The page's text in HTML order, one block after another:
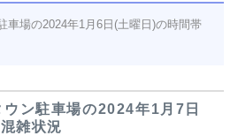
車場の2024年1月6日(土曜日)の時間帯
ン駐車場の2024年1月7日
雑状況